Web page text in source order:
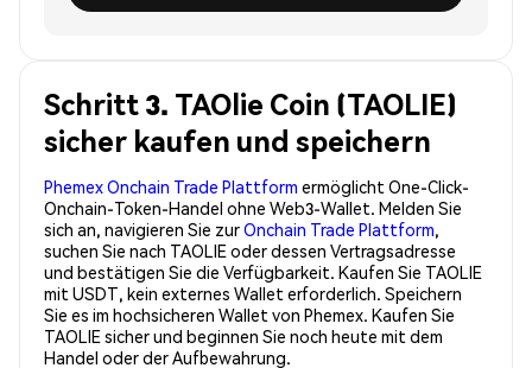
Schritt 3. TAOlie Coin (TAOLIE)
sicher kaufen und speichern
Phemex Onchain Trade Plattform ermöglicht One-Click-
Onchain-Token-Handel ohne Web3-Wallet. Melden Sie
sich an, navigieren Sie zurOnchain Trade Plattform,
suchen Sie nach TAOLIE oder dessen Vertragsadresse
und bestätigen Sie die Verfügbarkeit. Kaufen Sie TAOLIE
mit USDT, kein externes Wallet erforderlich. Speichern
Sie es im hochsicheren Wallet von Phemex. Kaufen Sie
TAOLIE sicher und beginnen Sie noch heute mit dem
Handel oder der Aufbewahrung.